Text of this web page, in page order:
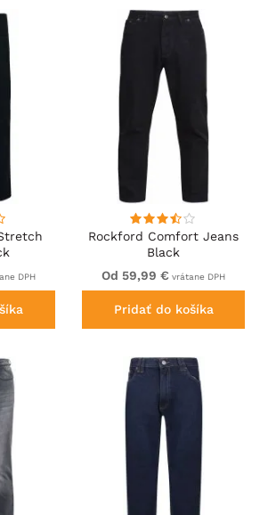
DPH
Rockford Comfort Jeans
Black
Od 59,99 € vrátane DPH
Pridať do košíka